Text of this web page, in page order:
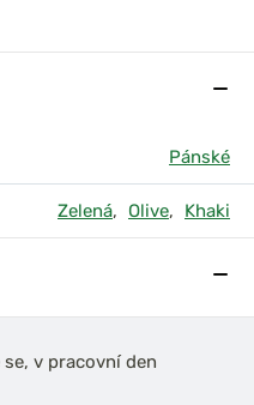
Pánské
Zelená, Olive, Khaki
v pracovní den